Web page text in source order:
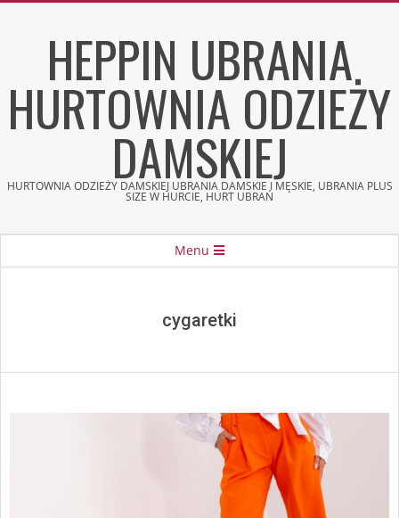
HEPPIN UBRANIA
HURTOWNIA ODZIEŻY
DAMSKIEJ
HURTOWNIA ODZIEŻY DAMSKIEJ UBRANIA DAMSKIE I MĘSKIE, UBRANIA PLUS
SIZE W HURCIE, HURT UBRAŃ
Menu
cygaretki